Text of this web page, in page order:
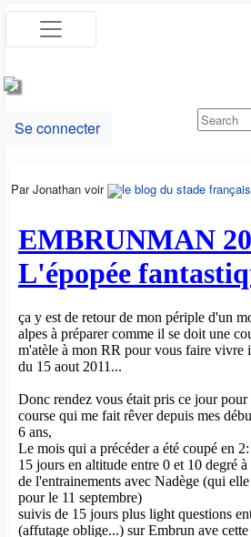
Se connecter
Par Jonathan voir le blog du stade français